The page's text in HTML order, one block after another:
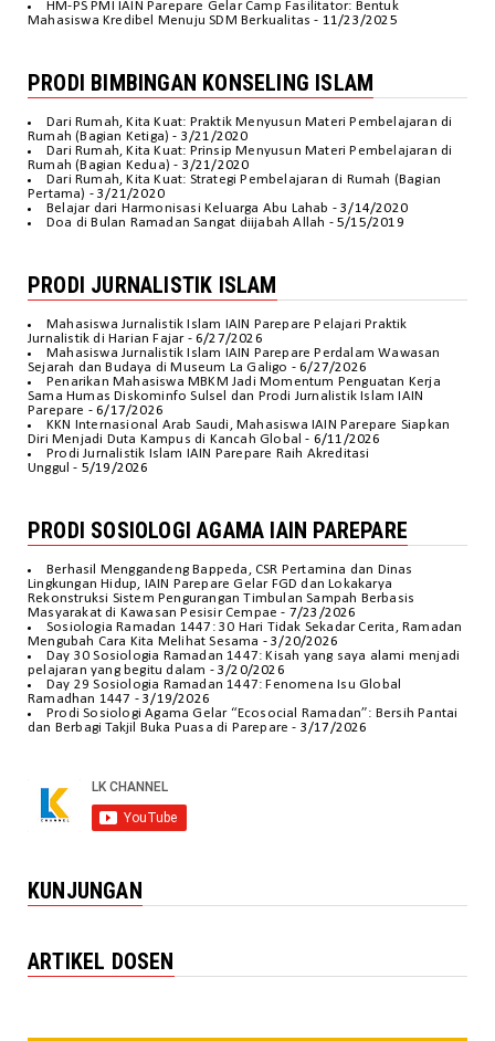
HM-PS PMI IAIN Parepare Gelar Camp Fasilitator: Bentuk
Mahasiswa Kredibel Menuju SDM Berkualitas - 11/23/2025
PRODI BIMBINGAN KONSELING ISLAM
Dari Rumah, Kita Kuat: Praktik Menyusun Materi Pembelajaran di
Rumah (Bagian Ketiga) - 3/21/2020
Dari Rumah, Kita Kuat: Prinsip Menyusun Materi Pembelajaran di
Rumah (Bagian Kedua) - 3/21/2020
Dari Rumah, Kita Kuat: Strategi Pembelajaran di Rumah (Bagian
Pertama) - 3/21/2020
Belajar dari Harmonisasi Keluarga Abu Lahab - 3/14/2020
Doa di Bulan Ramadan Sangat diijabah Allah - 5/15/2019
PRODI JURNALISTIK ISLAM
Mahasiswa Jurnalistik Islam IAIN Parepare Pelajari Praktik
Jurnalistik di Harian Fajar- 6/27/2026
Mahasiswa Jurnalistik Islam IAIN Parepare Perdalam Wawasan
Sejarah dan Budaya di Museum La Galigo - 6/27/2026
Penarikan Mahasiswa MBKM Jadi Momentum Penguatan Kerja
Sama Humas Diskominfo Sulsel dan Prodi Jurnalistik Islam IAIN
Parepare - 6/17/2026
KKN Internasional Arab Saudi, Mahasiswa IAIN Parepare Siapkan
Diri Menjadi Duta Kampus di Kancah Global - 6/11/2026
Prodi Jurnalistik Islam IAIN Parepare Raih Akreditasi
Unggul - 5/19/2026
PRODI SOSIOLOGI AGAMA IAIN PAREPARE
Berhasil Menggandeng Bappeda, CSR Pertamina dan Dinas
Lingkungan Hidup, IAIN Parepare Gelar FGD dan Lokakarya
Rekonstruksi Sistem Pengurangan Timbulan Sampah Berbasis
Masyarakat di Kawasan Pesisir Cempae - 7/23/2026
Sosiologia Ramadan 1447: 30 Hari Tidak Sekadar Cerita, Ramadan
Mengubah Cara Kita Melihat Sesama - 3/20/2026
Day 30 Sosiologia Ramadan 1447: Kisah yang saya alami menjadi
pelajaran yang begitu dalam - 3/20/2026
Day 29 Sosiologia Ramadan 1447: Fenomena Isu Global
Ramadhan 1447 - 3/19/2026
Prodi Sosiologi Agama Gelar “Ecosocial Ramadan”: Bersih Pantai
dan Berbagi Takjil Buka Puasa di Parepare - 3/17/2026
KUNJUNGAN
ARTIKEL DOSEN